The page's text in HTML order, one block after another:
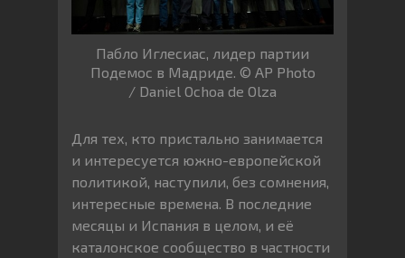
Пабло Иглесиас, лидер партии
Подемос в Мадриде. © AP Photo
/ Daniel Ochoa de Olza
Для тех, кто пристально занимается
и интересуется южно-европейской
политикой, наступили, без сомнения,
интересные времена. В последние
месяцы и Испания в целом, и её
каталонское сообщество в частности